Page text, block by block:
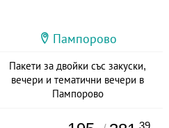
Пампорово
Пакети за двойки със закуски,
вечери и тематични вечери в
Пампорово
.39